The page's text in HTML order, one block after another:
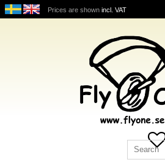
Prices are shown incl. VAT